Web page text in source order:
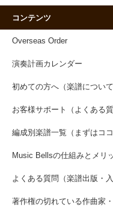
コンテンツ
Overseas Order
演奏計画カレンダー
初めての方へ（楽譜について
お客様サポート（よくある質
編成別楽譜一覧（まずはココ
Music Bellsの仕組みとメリ
よくある質問（楽譜出版・入
著作権の切れている作曲家